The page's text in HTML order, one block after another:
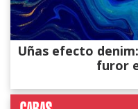
Uñas efecto
furor